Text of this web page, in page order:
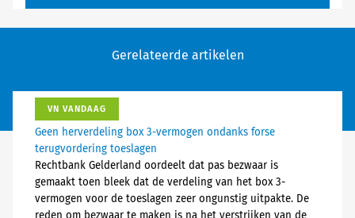
Gerelateerde artikelen
VN VANDAAG
Geen herverdeling box 3-vermogen ondanks forse
terugvordering toeslagen
Rechtbank Gelderland oordeelt dat pas bezwaar is
gemaakt toen bleek dat de verdeling van het box 3-
vermogen voor de toeslagen zeer ongunstig uitpakte. De